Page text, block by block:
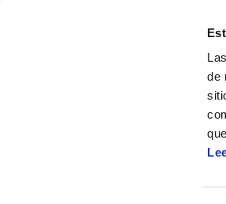
de
Centro de